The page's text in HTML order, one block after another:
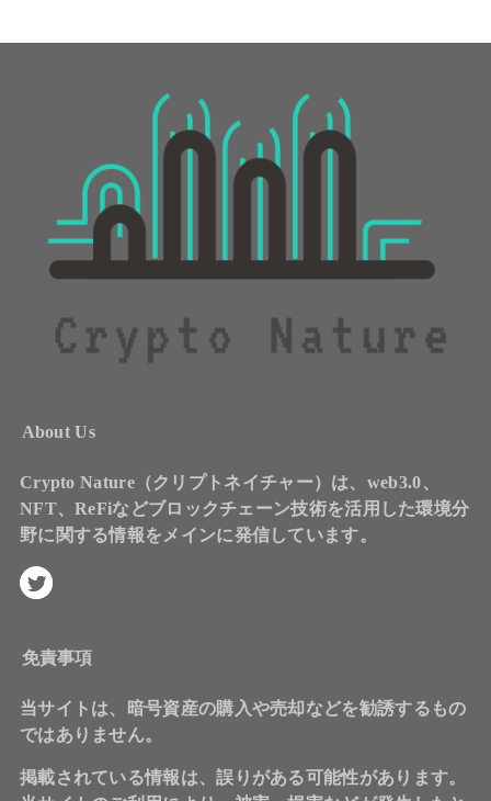
About Us
Crypto Nature（クリプトネイチャー）は、web3.0、
NFT、ReFiなどブロックチェーン技術を活用した環境分
野に関する情報をメインに発信しています。
免責事項
当サイトは、暗号資産の購入や売却などを勧誘するもの
ではありません。
掲載されている情報は、誤りがある可能性があります。